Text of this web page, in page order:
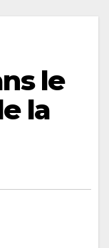
le
la